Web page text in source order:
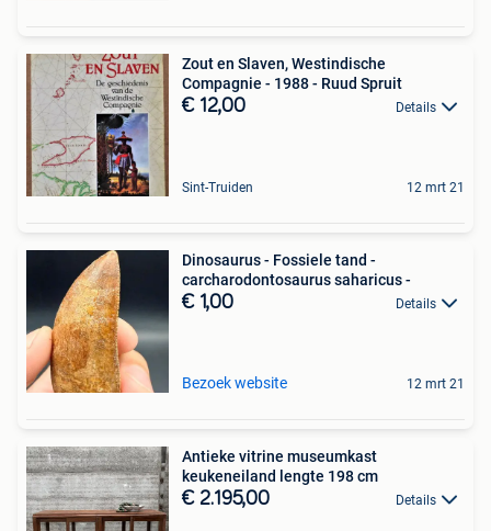
Zout en Slaven, Westindische
Compagnie - 1988 - Ruud Spruit
€ 12,00 Details
Sint-Truiden 12 mrt 21
Dinosaurus - Fossiele tand -
carcharodontosaurus saharicus -
€ 1,00 Details
Bezoek website 12 mrt 21
Antieke vitrine museumkast
keukeneiland lengte 198 cm
€ 2.195,00 Details